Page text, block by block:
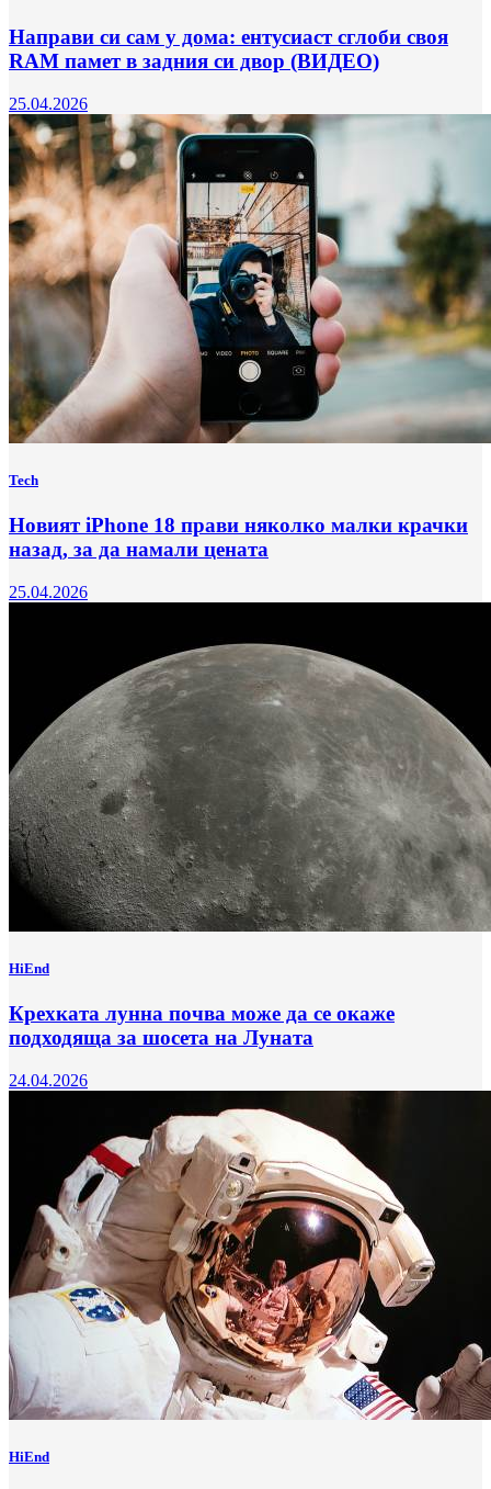
Направи си сам у дома: ентусиаст сглоби своя
RAM памет в задния си двор (ВИДЕО)
25.04.2026
Tech
Новият iPhone 18 прави няколко малки крачки
назад, за да намали цената
25.04.2026
HiEnd
Крехката лунна почва може да се окаже
подходяща за шосета на Луната
24.04.2026
HiEnd